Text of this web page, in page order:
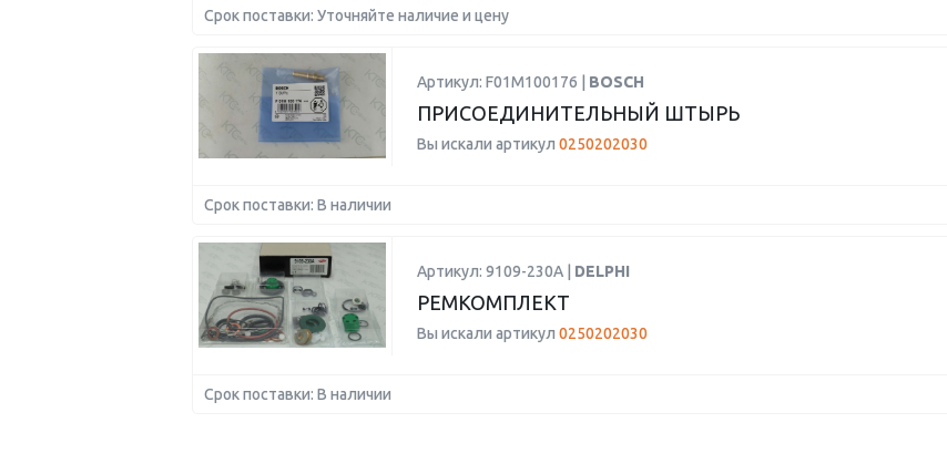
Срок поставки: Уточняйте наличие и цену
Артикул: F01M100176 | BOSCH
ПРИСОЕДИНИТЕЛЬНЫЙ ШТЫРЬ
Вы искали артикул 0250202030
Срок поставки: В наличии
Артикул: 9109-230A | DELPHI
РЕМКОМПЛЕКТ
Вы искали артикул 0250202030
Срок поставки: В наличии